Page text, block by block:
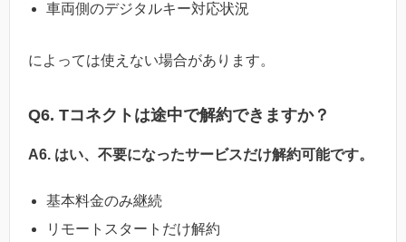
車両側のデジタルキー対応状況
によっては使えない場合があります。
Q6. Tコネクトは途中で解約できますか？
A6. はい、不要になったサービスだけ解約可能です。
基本料金のみ継続
リモートスタートだけ解約